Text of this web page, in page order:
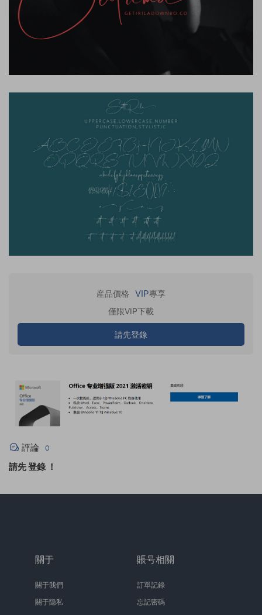
産品價格 VIP專享
僅限VIP下載
請先登錄
評論 0
請先登錄 ！
關于
關于我們
關于隐私
賬号相關
訂單記錄
忘記密碼